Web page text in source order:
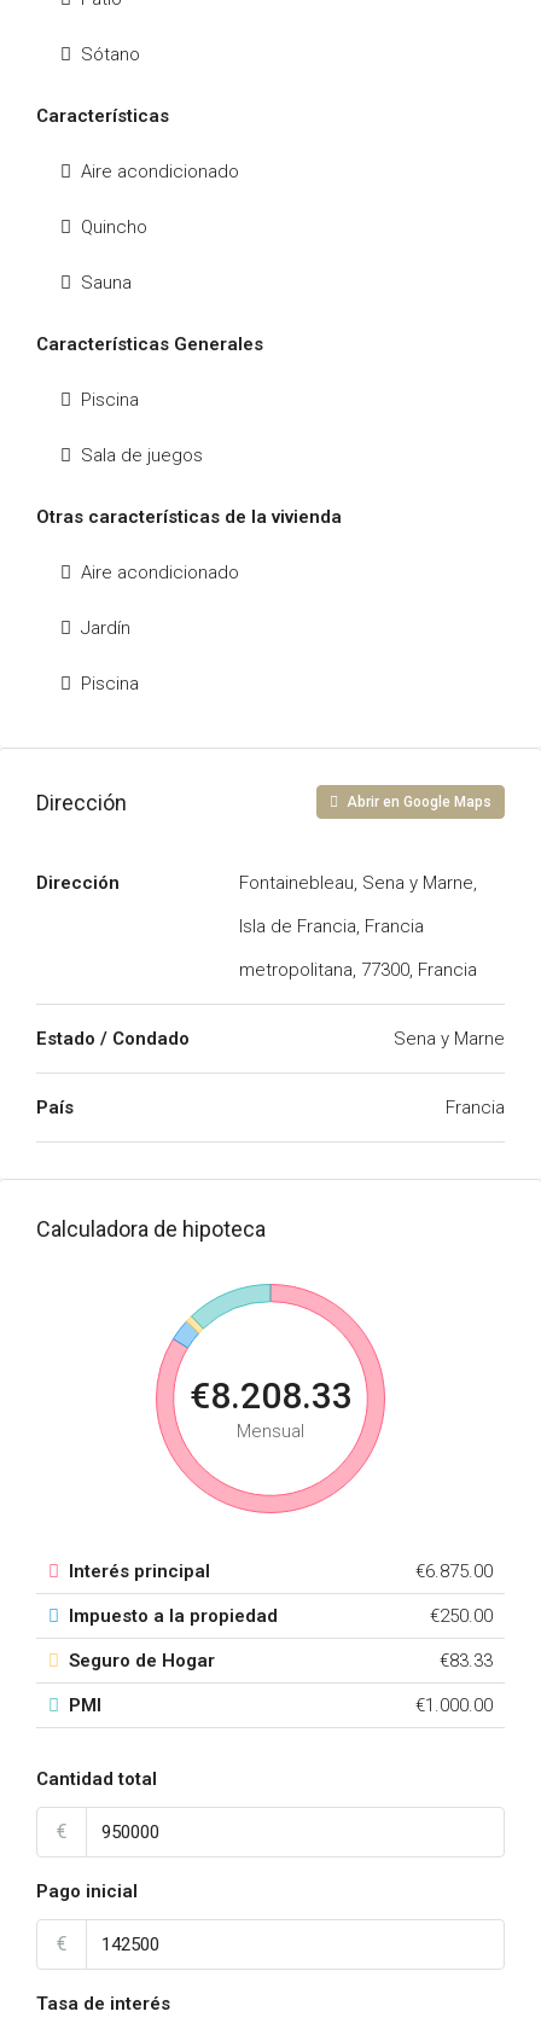
Sótano
Características
Aire acondicionado
Quincho
Sauna
Características Generales
Piscina
Sala de juegos
Otras características de la vivienda
Aire acondicionado
Jardín
Piscina
Dirección Abrir en Google Maps
Dirección
Fontainebleau, Sena y Marne,
Isla de Francia, Francia
metropolitana, 77300, Francia
Estado / Condado Sena y Marne
País Francia
Calculadora de hipoteca
€8.208.33
Mensual
Interés principal €6.875.00
Impuesto a la propiedad €250.00
Seguro de Hogar €83.33
PMI €1.000.00
Cantidad total
€
Pago inicial
€
Tasa de interés